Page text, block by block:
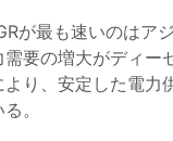
が最も速いのはア
要の増大がディ
り、安定した電
。